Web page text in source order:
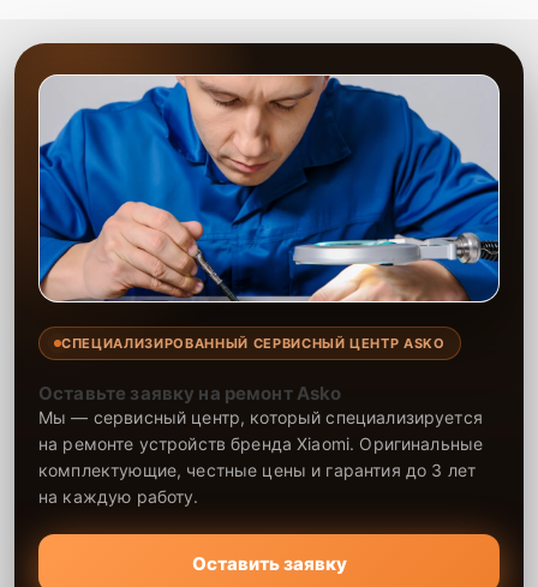
СПЕЦИАЛИЗИРОВАННЫЙ СЕРВИСНЫЙ ЦЕНТР ASKO
Оставьте заявку на ремонт Asko
Мы — сервисный центр, который специализируется
на ремонте устройств бренда Xiaomi. Оригинальные
комплектующие, честные цены и гарантия до 3 лет
на каждую работу.
Оставить заявку